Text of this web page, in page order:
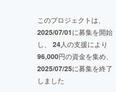
このプロジェクトは、
2025/07/01に募集を開始
し、 24人の支援により
96,000円の資金を集め、
2025/07/25に募集を終了
しました